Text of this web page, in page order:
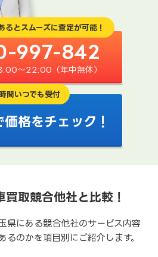
るとスムーズに査定が可能！
997-842
〜22:00（年中無休）
間いつでも受付
格をチェック！
取競合他社と比較！
県にある競合他社のサービス内容
るのかを項目別にご紹介します。